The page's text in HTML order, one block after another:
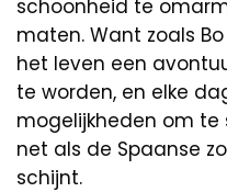
schoonheid te
maten. Want zoals
het leven een
te worden, en elke
mogelijkheden om
net als de Spaanse
schijnt.